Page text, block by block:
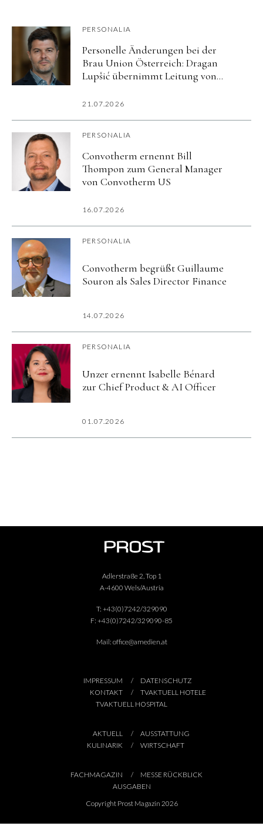
PERSONALIA
Personelle Änderungen bei der
Brau Union Österreich: Dragan
Lupšić übernimmt Leitung von
21.07.2026
PERSONALIA
Convotherm ernennt Bill
Thompon zum General Manager
von Convotherm US
16.07.2026
PERSONALIA
Convotherm begrüßt Guillaume
Souron als Sales Director Finance
14.07.2026
PERSONALIA
Unzer ernennt Isabelle Bénard
zur Chief Product & AI Officer
01.07.2026
Adlerstraße 2, Top 1
A-4600 Wels/Austria
T: +43(0)7242/329090
F: +43(0)7242/329090-85
Mail: office@amedien.at
IMPRESSUM
DATENSCHUTZ
KONTAKT
TVAKTUELL HOTELE
TVAKTUELL HOSPITAL
AKTUELL
AUSSTATTUNG
KULINARIK
WIRTSCHAFT
FACHMAGAZIN
MESSE RÜCKBLICK
AUSGABEN
Copyright Prost Magazin 2026